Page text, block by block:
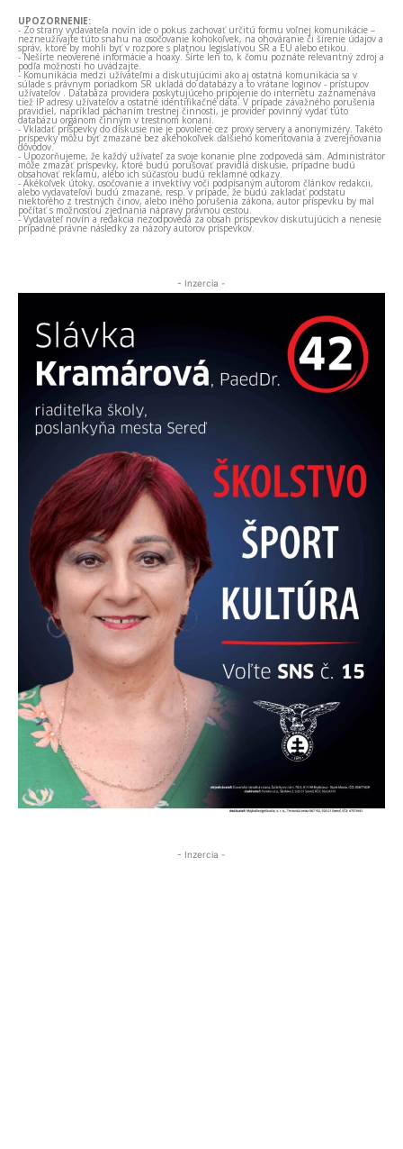
UPOZORNENIE:
- Zo strany vydavateľa novín ide o pokus zachovať určitú formu voľnej komunikácie –
nezneužívajte túto snahu na osočovanie kohokoľvek, na ohováranie či šírenie údajov a
správ, ktoré by mohli byť v rozpore s platnou legislatívou SR a EÚ alebo etikou.
- Nešírte neoverené informácie a hoaxy. Šírte len to, k čomu poznáte relevantný zdroj a
podľa možnosti ho uvádzajte.
- Komunikácia medzi užívateľmi a diskutujúcimi ako aj ostatná komunikácia sa v
súlade s právnym poriadkom SR ukladá do databázy a to vrátane loginov - prístupov
užívateľov . Databáza providera poskytujúceho pripojenie do internetu zaznamenáva
tiež IP adresy užívateľov a ostatné identifikačné dáta. V prípade závažného porušenia
pravidiel, napríklad páchaním trestnej činnosti, je provider povinný vydať túto
databázu orgánom činným v trestnom konaní.
- Vkladať príspevky do diskusie nie je povolené cez proxy servery a anonymizéry. Takéto
príspevky môžu byť zmazané bez akéhokoľvek ďalšieho komentovania a zverejňovania
dôvodov.
- Upozorňujeme, že každý užívateľ za svoje konanie plne zodpovedá sám. Administrátor
môže zmazať príspevky, ktoré budú porušovať pravidlá diskusie, prípadne budú
obsahovať reklamu, alebo ich súčasťou budú reklamné odkazy.
- Akékoľvek útoky, osočovanie a invektívy voči podpísaným autorom článkov redakcii,
alebo vydavateľovi budú zmazané, resp. v prípade, že budú zakladať podstatu
niektorého z trestných činov, alebo iného porušenia zákona, autor príspevku by mal
počítať s možnosťou zjednania nápravy právnou cestou.
- Vydavateľ novín a redakcia nezodpovedá za obsah príspevkov diskutujúcich a nenesie
prípadné právne následky za názory autorov príspevkov.
- Inzercia -
- Inzercia -